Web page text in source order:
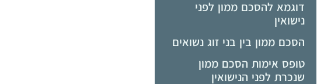
דוגמא להסכם ממון לפני
נישואין
הסכם ממון בין בני זוג נשואים
טופס אימות הסכם ממון
שנכרת לפני הנישואין